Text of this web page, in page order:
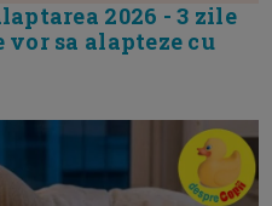
2026 - 3 zile
sa alapteze cu